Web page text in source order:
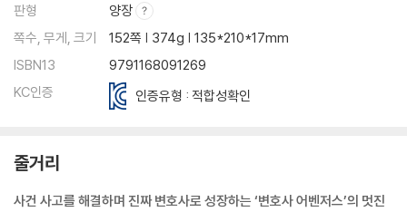
판형
양장
쪽수, 무게, 크기
152쪽 | 374g | 135*210*17mm
ISBN13
9791168091269
KC인증
인증유형 : 적합성확인
줄거리
사건 사고를 해결하며 진짜 변호사로 성장하는 ‘변호사 어벤저스’의 멋진